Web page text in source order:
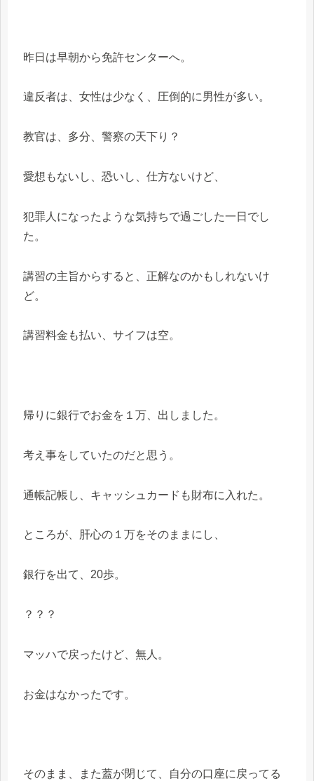
昨日は早朝から免許センターへ。
違反者は、女性は少なく、圧倒的に男性が多い。
教官は、多分、警察の天下り？
愛想もないし、恐いし、仕方ないけど、
犯罪人になったような気持ちで過ごした一日でし
た。
講習の主旨からすると、正解なのかもしれないけ
ど。
講習料金も払い、サイフは空。
帰りに銀行でお金を１万、出しました。
考え事をしていたのだと思う。
通帳記帳し、キャッシュカードも財布に入れた。
ところが、肝心の１万をそのままにし、
銀行を出て、20歩。
？？？
マッハで戻ったけど、無人。
お金はなかったです。
そのまま、また蓋が閉じて、自分の口座に戻ってる